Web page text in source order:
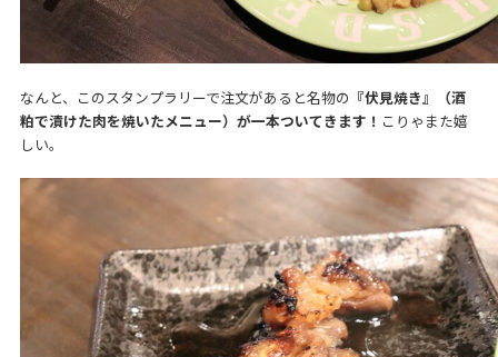
なんと、このスタンプラリーで注文があると名物の 『伏見焼き』（酒
粕で漬けた肉を焼いたメニュー）が一本ついてきます！ こりゃまた嬉
しい。